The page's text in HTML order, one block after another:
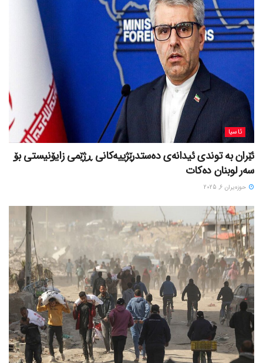
ئاسیا
ئێران بە توندی ئیدانەی دەستدرێژییەکانی ڕژێمی زایۆنیستی بۆ
سەر لوبنان دەکات
حوزه‌یران 6, 2025